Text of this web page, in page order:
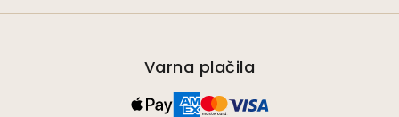
Varna plačila